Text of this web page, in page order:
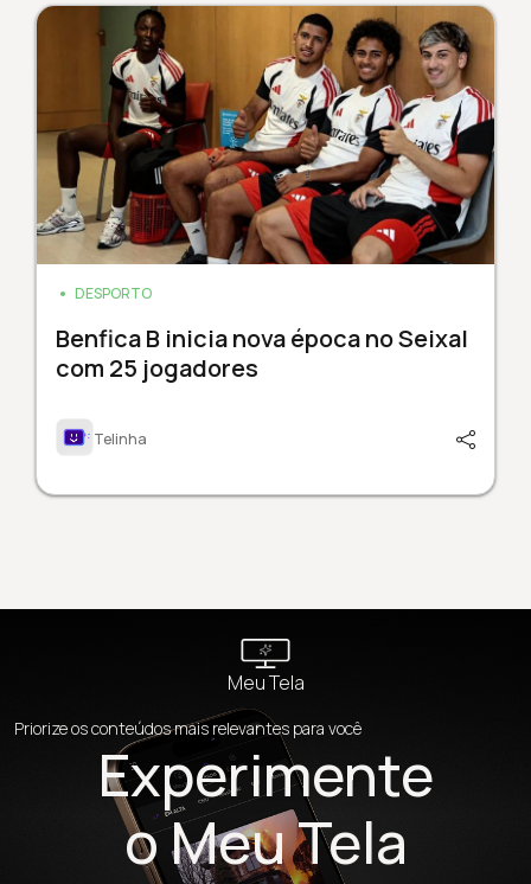
DESPORTO
Benfica B inicia nova época no Seixal
com 25 jogadores
Telinha
Meu Tela
Priorize os conteúdos mais relevantes para você
Experimente
o Meu Tela